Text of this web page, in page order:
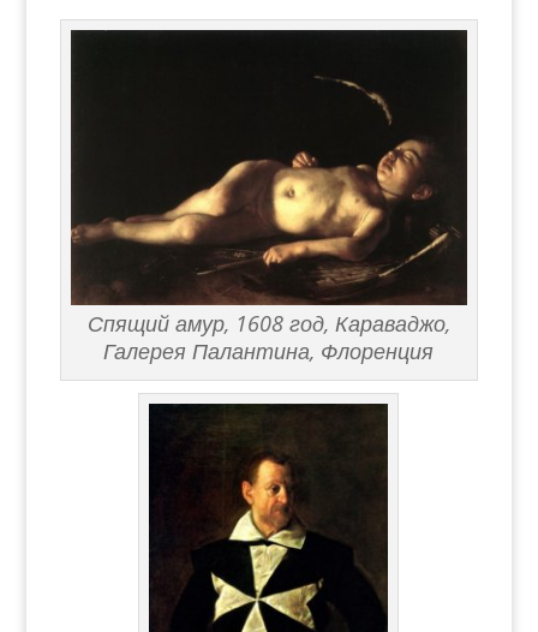
Спящий амур, 1608 год, Караваджо,
Галерея Палантина, Флоренция